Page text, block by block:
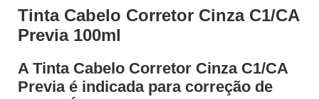
Tinta Cabelo Corretor Cinza C1/CA
Previa 100ml
A Tinta Cabelo Corretor Cinza C1/CA
Previa é indicada para correção de